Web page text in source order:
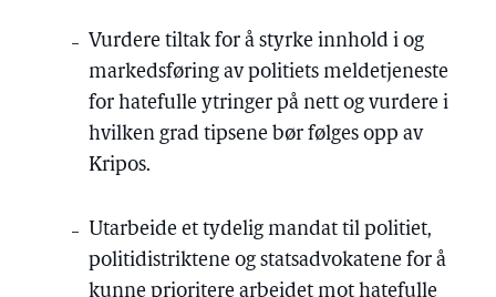
Vurdere tiltak for å styrke innhold i og
markedsføring av politiets meldetjeneste
for hatefulle ytringer på nett og vurdere i
hvilken grad tipsene bør følges opp av
Kripos.
Utarbeide et tydelig mandat til politiet,
politidistriktene og statsadvokatene for å
kunne prioritere arbeidet mot hatefulle